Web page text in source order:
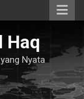
Haq
Nyata